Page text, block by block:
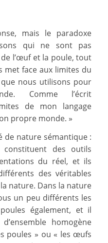
mais le paradoxe
qui ne sont pas
l’œuf et la poule, tout
met face aux limites du
nous utilisons pour
Comme l’écrit
de mon langage
propre monde. »
de nature sémantique :
des outils
du réel, et ils
des véritables
nature. Dans la nature
un peu différents les
également, et il
homogène
poules » ou « les œufs